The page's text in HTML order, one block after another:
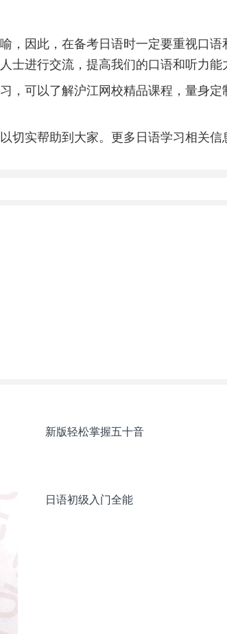
，因此，在备考日语时一定要重视口
进行交流，提高我们的口语和听力能
，可以了解沪江网校精品课程，量身
实帮助到大家。更多日语学习相关信
新版轻松掌握五十音
日语初级入门全能